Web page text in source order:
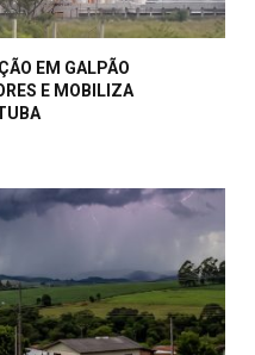
EM GALPÃO
E MOBILIZA